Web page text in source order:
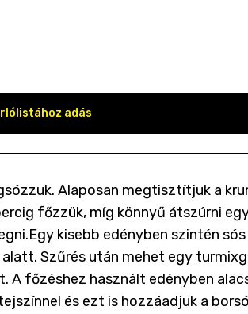
adás
Alaposan megtisztítjuk a
főzzük, míg könnyű átszúrni
Egy kisebb edényben szintén
Szűrés után mehet egy
főzéshez használt edényben
és ezt is hozzáadjuk a